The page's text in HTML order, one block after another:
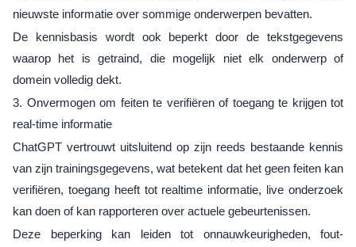
nieuwste informatie over sommige onderwerpen bevatten.
De kennisbasis wordt ook beperkt door de tekstgegevens
waarop het is getraind, die mogelijk niet elk onderwerp of
domein volledig dekt.
3. Onvermogen om feiten te verifiëren of toegang te krijgen tot
real-time informatie
ChatGPT vertrouwt uitsluitend op zijn reeds bestaande kennis
van zijn trainingsgegevens, wat betekent dat het geen feiten kan
verifiëren, toegang heeft tot realtime informatie, live onderzoek
kan doen of kan rapporteren over actuele gebeurtenissen.
Deze beperking kan leiden tot onnauwkeurigheden, fout-